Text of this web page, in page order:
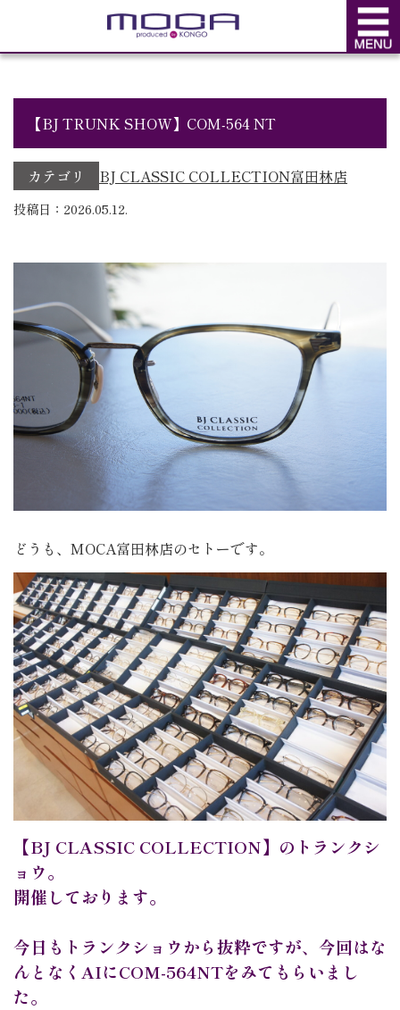
BLOG
【BJ TRUNK SHOW】COM-564 NT
カテゴリ BJ CLASSIC COLLECTION富田林店
投稿日：2026.05.12.
どうも、MOCA富田林店のセトーです。
【BJ CLASSIC COLLECTION】のトランクシ
ョウ。
開催しております。
今日もトランクショウから抜粋ですが、今回はな
んとなくAIにCOM-564NTをみてもらいまし
た。